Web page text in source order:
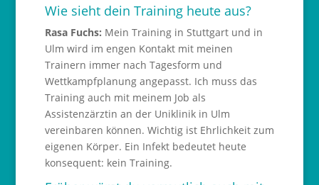
Wie sieht dein Training heute aus?
Rasa Fuchs: Mein Training in Stuttgart und in
Ulm wird im engen Kontakt mit meinen
Trainern immer nach Tagesform und
Wettkampfplanung angepasst. Ich muss das
Training auch mit meinem Job als
Assistenzärztin an der Uniklinik in Ulm
vereinbaren können. Wichtig ist Ehrlichkeit zum
eigenen Körper. Ein Infekt bedeutet heute
konsequent: kein Training.